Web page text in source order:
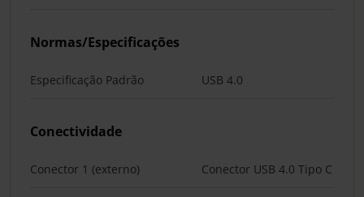
Normas/Especificações
Especificação Padrão USB 4.0
Conectividade
Conector 1 (externo) Conector USB 4.0 Tipo C